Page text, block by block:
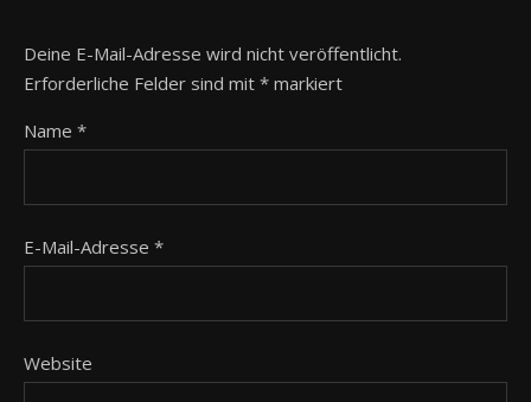
Deine E-Mail-Adresse wird nicht veröffentlicht.
Erforderliche Felder sind mit * markiert
Name *
E-Mail-Adresse *
Website